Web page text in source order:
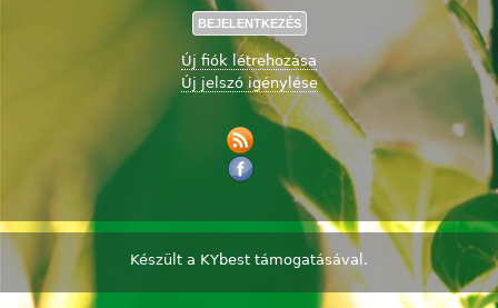
Új fiók létrehozása
Új jelszó igénylése
Készült a KYbest támogatásával.